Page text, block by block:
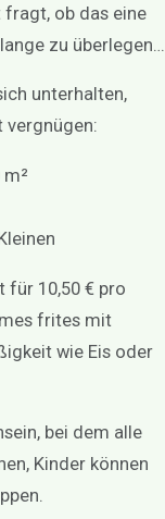
fragt, ob das eine
zu überlegen…
unterhalten,
vergnügen:
für 10,50 € pro
frites mit
wie Eis oder
bei dem alle
Kinder können